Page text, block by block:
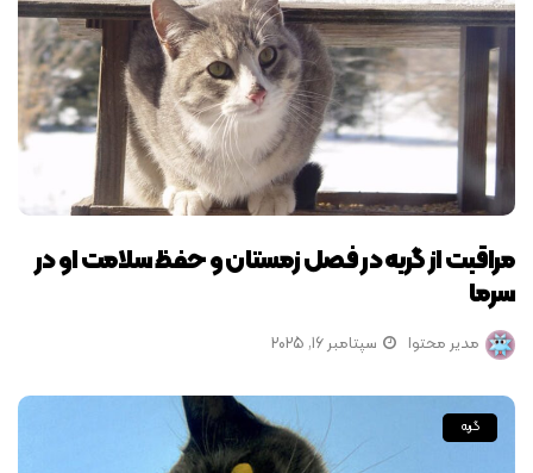
مراقبت از گربه در فصل زمستان و حفظ سلامت او در
سرما
مدیر محتوا سپتامبر 16, 2025
گربه